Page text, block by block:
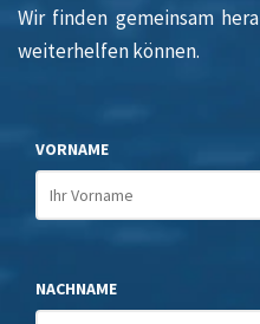
Wir finden gemeinsam
weiterhelfen können.
VORNAME
NACHNAME